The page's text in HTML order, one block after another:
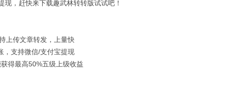
，赶快来下载趣武林转转版试试吧！
上传文章转发，上量快
，支持微信/支付宝提现
得最高50%五级上级收益